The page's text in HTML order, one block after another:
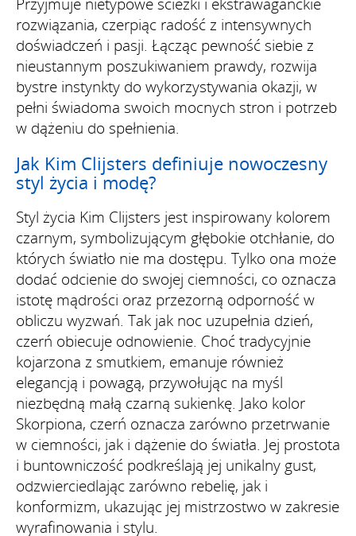
rozwiązania, czerpiąc radość z intensywnych
doświadczeń i pasji. Łącząc pewność siebie z
nieustannym poszukiwaniem prawdy, rozwija
bystre instynkty do wykorzystywania okazji, w
pełni świadoma swoich mocnych stron i potrzeb
w dążeniu do spełnienia.
Jak Kim Clijsters definiuje nowoczesny
styl życia i modę?
Styl życia Kim Clijsters jest inspirowany kolorem
czarnym, symbolizującym głębokie otchłanie, do
których światło nie ma dostępu. Tylko ona może
dodać odcienie do swojej ciemności, co oznacza
istotę mądrości oraz przezorną odporność w
obliczu wyzwań. Tak jak noc uzupełnia dzień,
czerń obiecuje odnowienie. Choć tradycyjnie
kojarzona z smutkiem, emanuje również
elegancją i powagą, przywołując na myśl
niezbędną małą czarną sukienkę. Jako kolor
Skorpiona, czerń oznacza zarówno przetrwanie
w ciemności, jak i dążenie do światła. Jej prostota
i buntowniczość podkreślają jej unikalny gust,
odzwierciedlając zarówno rebelię, jak i
konformizm, ukazując jej mistrzostwo w zakresie
wyrafinowania i stylu.